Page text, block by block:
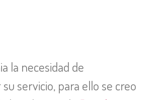
la necesidad de
servicio, para ello se creo